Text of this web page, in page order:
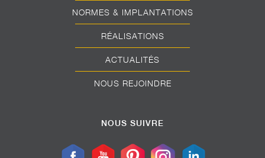
NORMES & IMPLANTATIONS
RÉALISATIONS
ACTUALITÉS
NOUS REJOINDRE
NOUS SUIVRE